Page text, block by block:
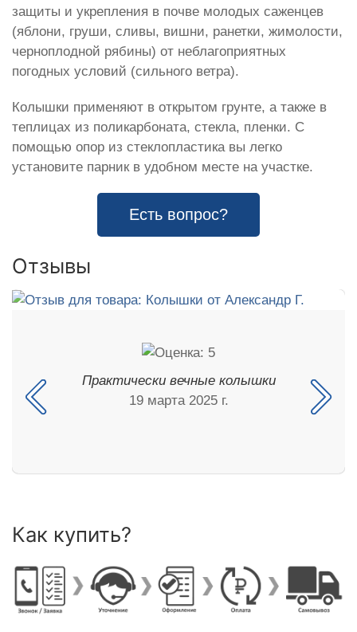
защиты и укрепления в почве молодых саженцев
(яблони, груши, сливы, вишни, ранетки, жимолости,
черноплодной рябины) от неблагоприятных
погодных условий (сильного ветра).
Колышки применяют в открытом грунте, а также в
теплицах из поликарбоната, стекла, пленки. С
помощью опор из стеклопластика вы легко
установите парник в удобном месте на участке.
Есть вопрос?
Отзывы
Практически вечные колышки
19 марта 2025 г.
Как купить?